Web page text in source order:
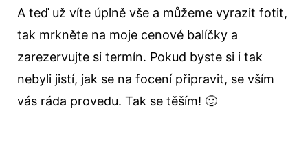
A teď už víte úplně vše a můžeme vyrazit fotit,
tak mrkněte na moje cenové balíčky a
zarezervujte si termín. Pokud byste si i tak
nebyli jistí, jak se na focení připravit, se vším
vás ráda provedu. Tak se těším! 🙂